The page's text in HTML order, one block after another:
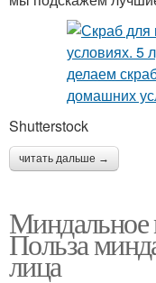
Shutterstock
читать дальше →
Миндальное
Польза
лица